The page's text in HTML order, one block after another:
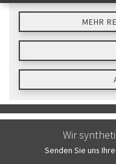
MEHR
Wir
Senden Sie uns